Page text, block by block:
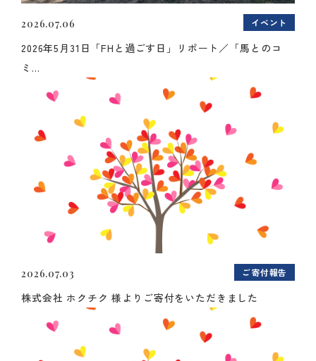
2026.07.06 イベント
2026年5月31日「FHと過ごす日」リポート／「馬とのコ
ミ...
2026.07.03 ご寄付報告
株式会社 ホクチク 様よりご寄付をいただきました